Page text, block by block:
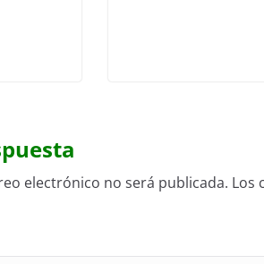
electrónico no será publicada. Los